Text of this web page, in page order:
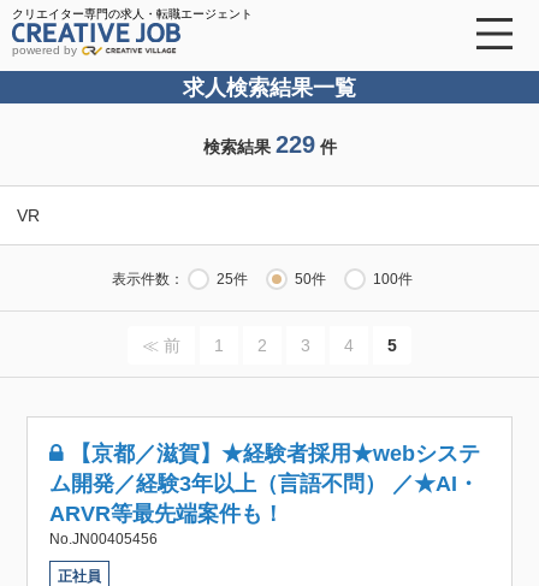
クリエイター専門の求人・転職エージェント
powered by
求人検索結果一覧
検索結果 229件
VR
表示件数： 25件 50件 100件
≪ 前 1 2 3 4 5
【京都／滋賀】★経験者採用★webシステ
ム開発／経験3年以上（言語不問） ／★AI・
ARVR等最先端案件も！
No.JN00405456
正社員